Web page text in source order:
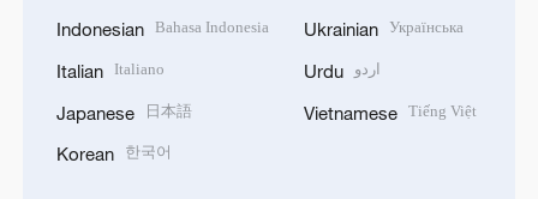
Indonesian Bahasa Indonesia
Italian Italiano
Japanese 日本語
Korean 한국어
Ukrainian Українська
Urdu اردو
Vietnamese Tiếng Việt